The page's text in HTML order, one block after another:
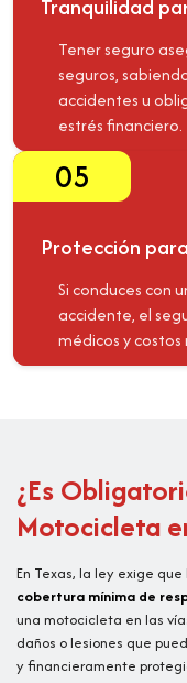
Tranquilidad
Tener seguro
seguros,
accidentes u
estrés financiero.
05
Protección
Si conduces con
accidente, el
médicos y
¿Es
Motocicleta
En Texas, la ley exige
cobertura mínima de
una motocicleta en las
daños o lesiones que
y financieramente